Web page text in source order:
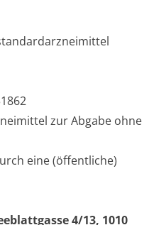
zur Abgabe ohne
eine (öffentliche)
4/13, 1010